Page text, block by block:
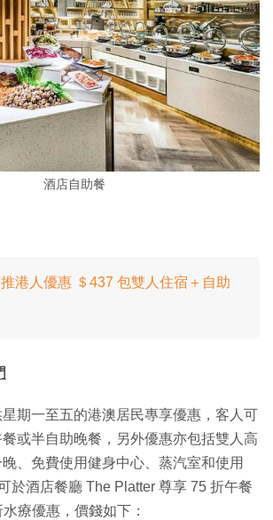
酒店自助餐
港人優惠 ＄437 包雙人住宿＋自助
期一至五的港澳居民專享優惠，客人可
或半自助晚餐，另外優惠亦包括雙人高
、免費使用健身中心、蒸汽室和使用
於酒店餐廳 The Platter 尊享 75 折午餐
療優惠，價錢如下：